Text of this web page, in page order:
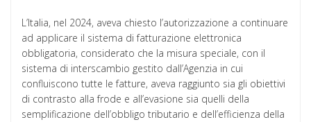
L’Italia, nel 2024, aveva chiesto l’autorizzazione a continuare
ad applicare il sistema di fatturazione elettronica
obbligatoria, considerato che la misura speciale, con il
sistema di interscambio gestito dall’Agenzia in cui
confluiscono tutte le fatture, aveva raggiunto sia gli obiettivi
di contrasto alla frode e all’evasione sia quelli della
semplificazione dell’obbligo tributario e dell’efficienza della